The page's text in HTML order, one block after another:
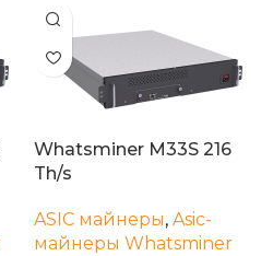
Whatsminer M33S 216
Th/s
ASIC майнеры, Asic-
майнеры Whatsminer